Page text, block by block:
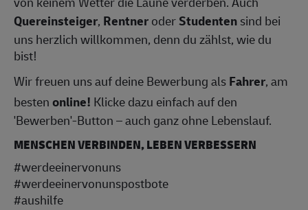
Quereinsteiger, RentneroderStudentensind bei
uns herzlich willkommen, denn du zählst, wie du
bist!
Wir freuen uns auf deine Bewerbung alsFahrer, am
bestenonline! Klicke dazu einfach auf den
'Bewerben'-Button – auch ganz ohne Lebenslauf.
MENSCHEN VERBINDEN, LEBEN VERBESSERN
#werdeeinervonuns
#werdeeinervonunspostbote
#aushilfe